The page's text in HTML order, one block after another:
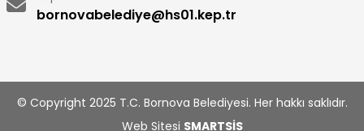
bornovabelediye@hs01.kep.tr
© Copyright 2025 T.C. Bornova Belediyesi. Her hakkı saklıdır.
Web Sitesi SMARTSİS